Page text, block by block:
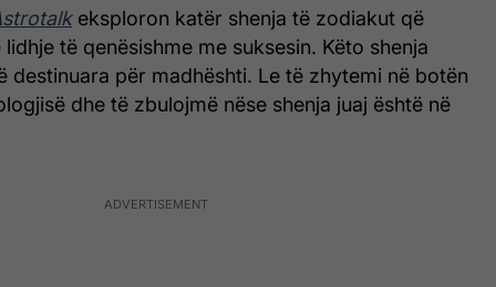
eksploron katër shenja të zodiakut që
të qenësishme me suksesin. Këto shenja
destinuara për madhështi. Le të zhytemi në botën
dhe të zbulojmë nëse shenja juaj është në